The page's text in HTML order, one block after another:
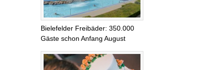
Bielefelder Freibäder: 350.000
Gäste schon Anfang August